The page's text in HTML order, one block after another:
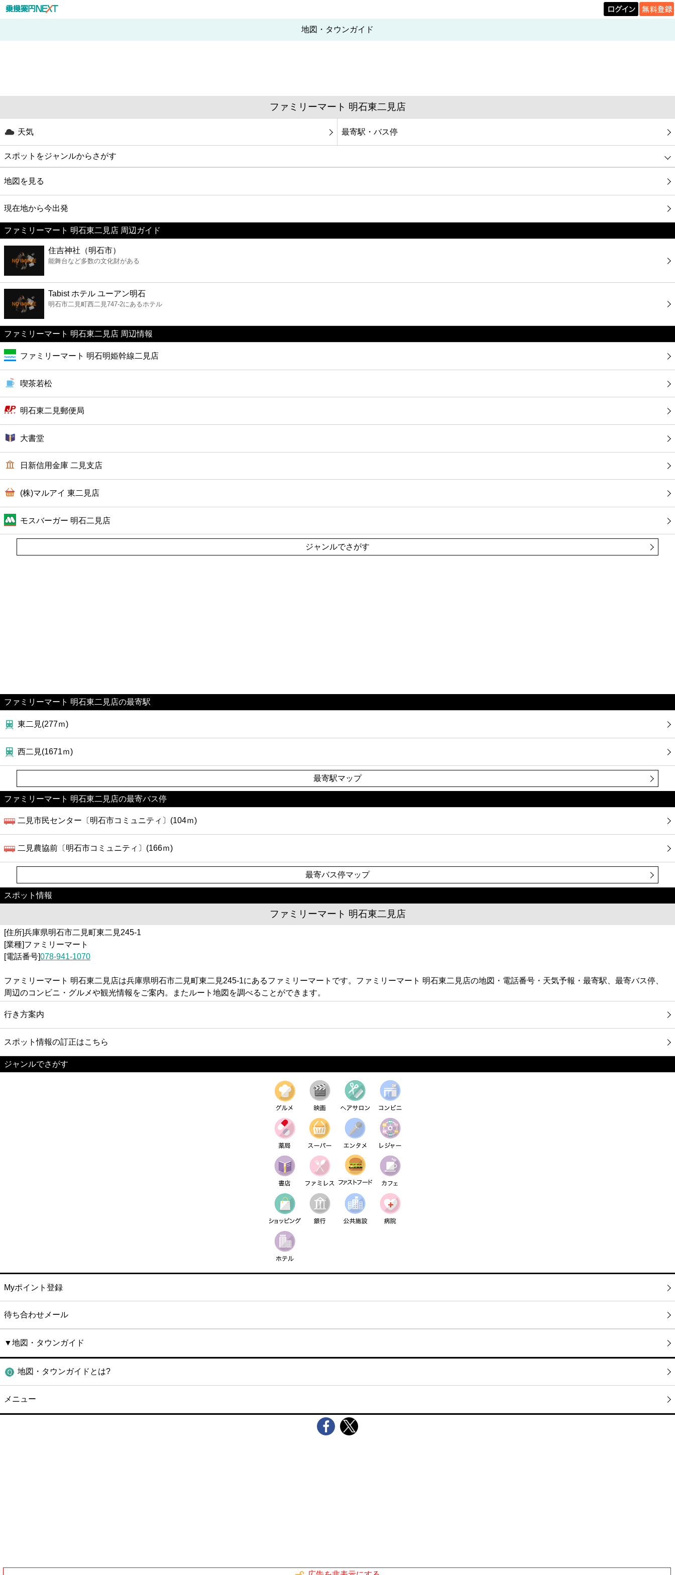
地図・タウンガイド
ファミリーマート 明石東二見店
天気 最寄駅・バス停
スポットをジャンルからさがす
グルメ
映画
美容
コンビニ
薬局
スーパー
エンタメ
レジャー
書店
ファミレス
ファーストフード
カフェ
ショッピング
銀行
地図を見る
現在地から今出発
ファミリーマート 明石東二見店 周辺ガイド
住吉神社（明石市）
能舞台など多数の文化財がある
Tabist ホテル ユーアン明石
明石市二見町西二見747-2にあるホテル
ファミリーマート 明石東二見店 周辺情報
ファミリーマート 明石明姫幹線二見店
喫茶若松
明石東二見郵便局
大書堂
日新信用金庫 二見支店
(株)マルアイ 東二見店
モスバーガー 明石二見店
ジャンルでさがす
ファミリーマート 明石東二見店の最寄駅
東二見(277ｍ)
西二見(1671ｍ)
最寄駅マップ
ファミリーマート 明石東二見店の最寄バス停
二見市民センター〔明石市コミュニティ〕(104ｍ)
二見農協前〔明石市コミュニティ〕(166ｍ)
最寄バス停マップ
スポット情報
ファミリーマート 明石東二見店
[住所]兵庫県明石市二見町東二見245-1
[業種]ファミリーマート
[電話番号]078-941-1070
ファミリーマート 明石東二見店は兵庫県明石市二見町東二見245-1にあるファミリーマートです。ファミリーマート 明石東二見店の地図・電話番号・天気予報・最寄駅、最寄バス停、
周辺のコンビニ・グルメや観光情報をご案内。またルート地図を調べることができます。
行き方案内
スポット情報の訂正はこちら
ジャンルでさがす
Myポイント登録
待ち合わせメール
▼地図・タウンガイド
地図・タウンガイドとは?
メニュー